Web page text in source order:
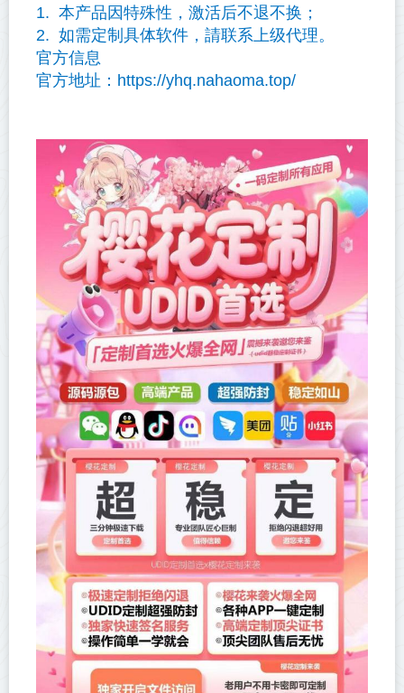
1. 本产品因特殊性，激活后不退不换；
2. 如需定制具体软件，請联系上级代理。
官方信息
官方地址：https://yhq.nahaoma.top/